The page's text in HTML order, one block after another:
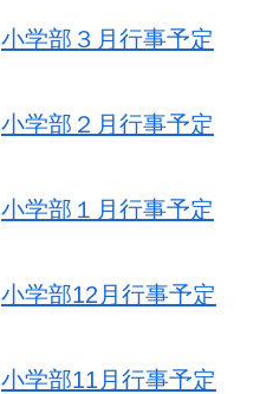
小学部３月行事予定
小学部２月行事予定
小学部１月行事予定
小学部12月行事予定
小学部11月行事予定